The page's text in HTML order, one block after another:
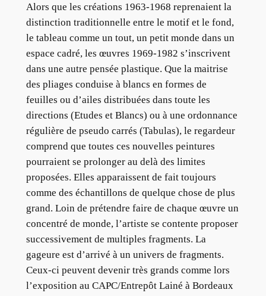
Alors que les créations 1963-1968 reprenaient la
distinction traditionnelle entre le motif et le fond,
le tableau comme un tout, un petit monde dans un
espace cadré, les œuvres 1969-1982 s’inscrivent
dans une autre pensée plastique. Que la maitrise
des pliages conduise à blancs en formes de
feuilles ou d’ailes distribuées dans toute les
directions (Etudes et Blancs) ou à une ordonnance
régulière de pseudo carrés (Tabulas), le regardeur
comprend que toutes ces nouvelles peintures
pourraient se prolonger au delà des limites
proposées. Elles apparaissent de fait toujours
comme des échantillons de quelque chose de plus
grand. Loin de prétendre faire de chaque œuvre un
concentré de monde, l’artiste se contente proposer
successivement de multiples fragments. La
gageure est d’arrivé à un univers de fragments.
Ceux-ci peuvent devenir très grands comme lors
l’exposition au CAPC/Entrepôt Lainé à Bordeaux